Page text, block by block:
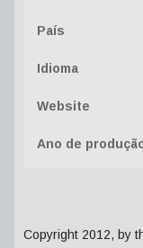
País
Idioma
Website
Ano de
Copyright 2012, by